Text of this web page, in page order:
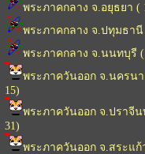
พระภาคกลาง จ.อยุธยา (
พระภาคกลาง จ.ปทุมธานี
พระภาคกลาง จ.นนทบุรี (
พระภาควันออก จ.นครนา
15)
พระภาควันออก จ.ปราจีน
31)
พระภาควันออก จ.สระแก้